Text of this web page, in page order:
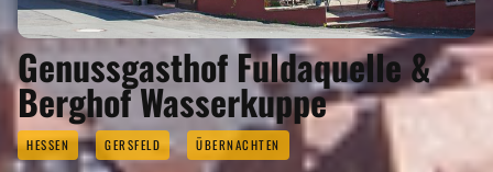
Genussgasthof Fuldaquelle &
Berghof Wasserkuppe
HESSEN GERSFELD ÜBERNACHTEN